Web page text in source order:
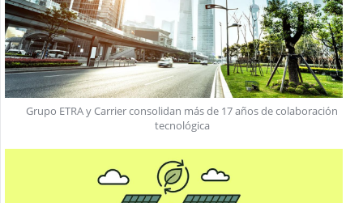
Grupo ETRA y Carrier consolidan más de 17 años de colaboración
tecnológica